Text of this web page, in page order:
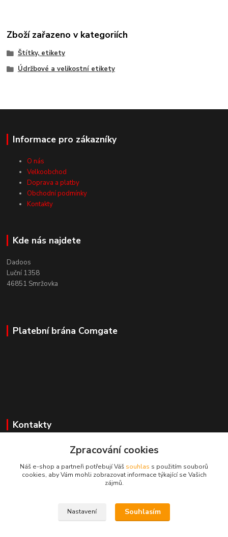
Zboží zařazeno v kategoriích
Štítky, etikety
Údržbové a velikostní etikety
Informace pro zákazníky
O nás
Velkoobchod
Doprava a platby
Obchodní podmínky
Kontakty
Kde nás najdete
Dadoos
Luční 1358
46851 Smržovka
Platební brána Comgate
Kontakty
Mgr. Darina Janoušková
Zpracování cookies
Náš e-shop a partneři potřebují Váš souhlas s použitím souborů
cookies, aby Vám mohli zobrazovat informace týkající se Vašich
zájmů.
Nastavení Souhlasím